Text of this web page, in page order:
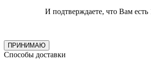
И подтверждаете, что Вам есть
ПРИНИМАЮ
Способы доставки